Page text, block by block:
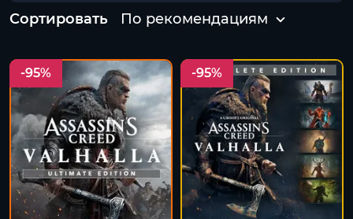
Сортировать По рекомендациям
-95% -95%